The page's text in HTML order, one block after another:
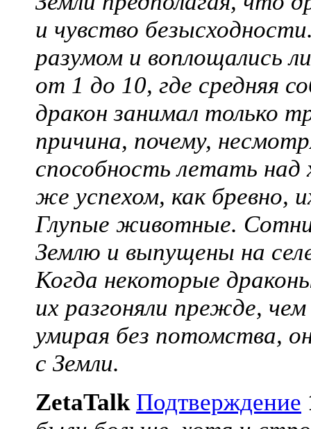
и чувство
разумом и воплощались
от 1 до 10, где средняя
дракон занимал только
причина, почему,
способность летать
же успехом, как бревно,
Глупые животные.
Землю и выпущены на
Когда некоторые
их разгоняли прежде,
умирая без потомства,
с Земли.
ZetaTalk Подтверждение